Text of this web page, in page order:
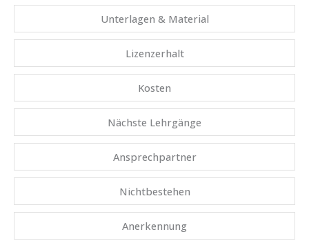
Unterlagen & Material
Lizenzerhalt
Kosten
Nächste Lehrgänge
Ansprechpartner
Nichtbestehen
Anerkennung